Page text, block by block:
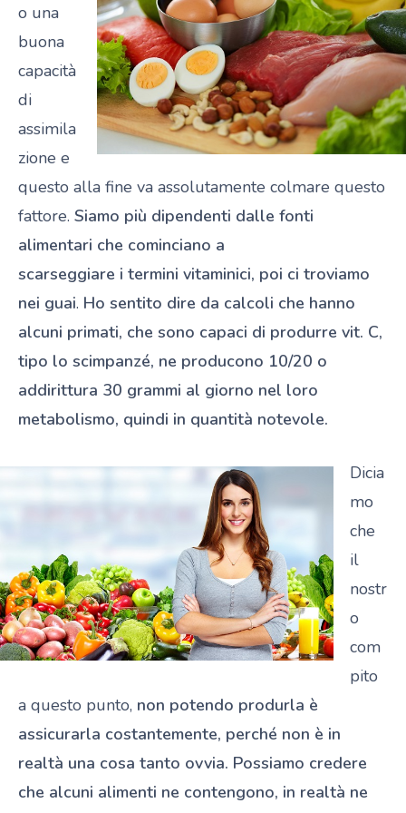
o una
buona
capacità
di
assimila
zione e
questo alla fine va assolutamente colmare questo
fattore. Siamo più dipendenti dalle fonti
alimentari che cominciano a
scarseggiare i termini vitaminici, poi ci troviamo
nei guai. Ho sentito dire da calcoli che hanno
alcuni primati, che sono capaci di produrre vit. C,
tipo lo scimpanzé, ne producono 10/20 o
addirittura 30 grammi al giorno nel loro
metabolismo, quindi in quantità notevole.
Dicia
mo
che
il
nostr
o
com
pito
a questo punto, non potendo produrla è
assicurarla costantemente, perché non è in
realtà una cosa tanto ovvia. Possiamo credere
che alcuni alimenti ne contengono, in realtà ne